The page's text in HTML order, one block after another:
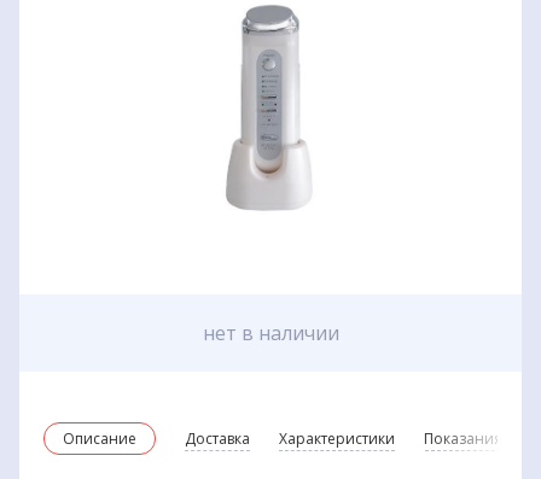
Описание Доставка Характеристики Показания и
нет в наличии